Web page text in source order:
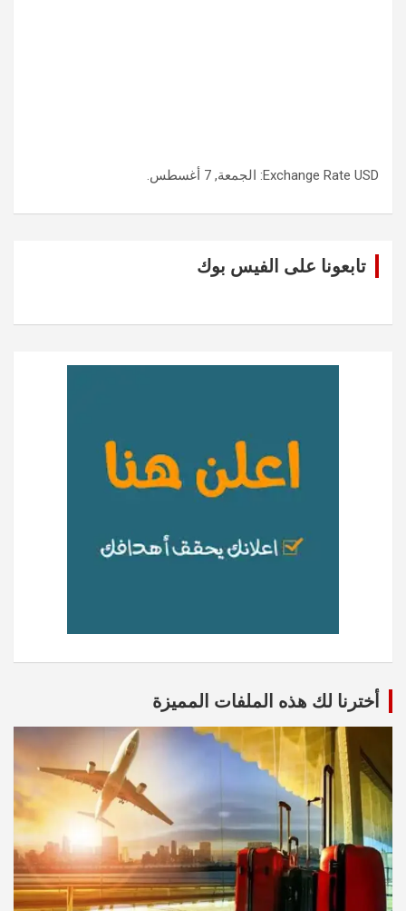
Exchange Rate USD : الجمعة, 7 أغسطس.
تابعونا على الفيس بوك
أخترنا لك هذه الملفات المميزة